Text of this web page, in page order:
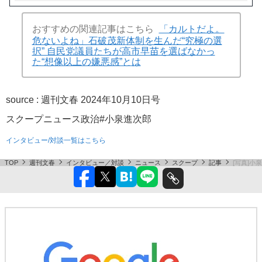
おすすめの関連記事はこちら
「カルトだよ。
危ないよね」石破茂新体制を生んだ“究極の選
択” 自民党議員たちが高市早苗を選ばなかっ
た“想像以上の嫌悪感”とは
source : 週刊文春 2024年10月10日号
スクープニュース政治#小泉進次郎
インタビュー/対談一覧はこちら
TOP 週刊文春 インタビュー／対談 ニュース スクープ 記事 [写真]小